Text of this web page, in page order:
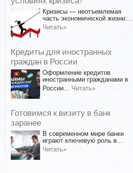
Кризисы — неотъемлемая
часть экономической жизни....
Читать»
Кредиты для иностранных
граждан в России
Оформление кредитов
иностранными гражданами в
России... Читать»
Готовимся к визиту в банк
заранее
В современном мире банки
играют ключевую роль в...
Читать»